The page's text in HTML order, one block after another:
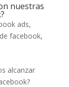
nuestras
ads,
facebook,
alcanzar